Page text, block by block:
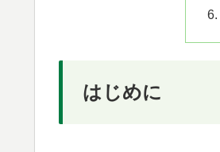
はじめに